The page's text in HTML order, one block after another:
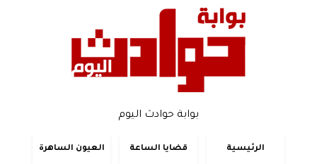
بوابة حوادث اليوم
الرئيسية قضايا الساعة العيون الساهرة